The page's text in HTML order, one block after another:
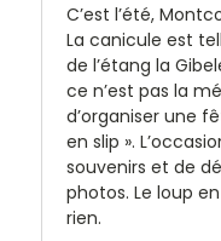
C’est l’été,
La canicule est
de l’étang la
ce n’est pas la
d’organiser une
en slip ».
souvenirs et de
photos. Le loup
rien.